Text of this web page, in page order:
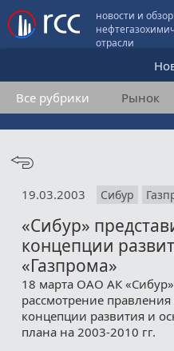
новости и
отрасли
Все рубрики Рынок
19.03.2003 Сибур
«Сибур»
концепции
«Газпрома»
18 марта ОАО АК
рассмотрение правления
концепции развития и
плана на 2003-2010 гг.